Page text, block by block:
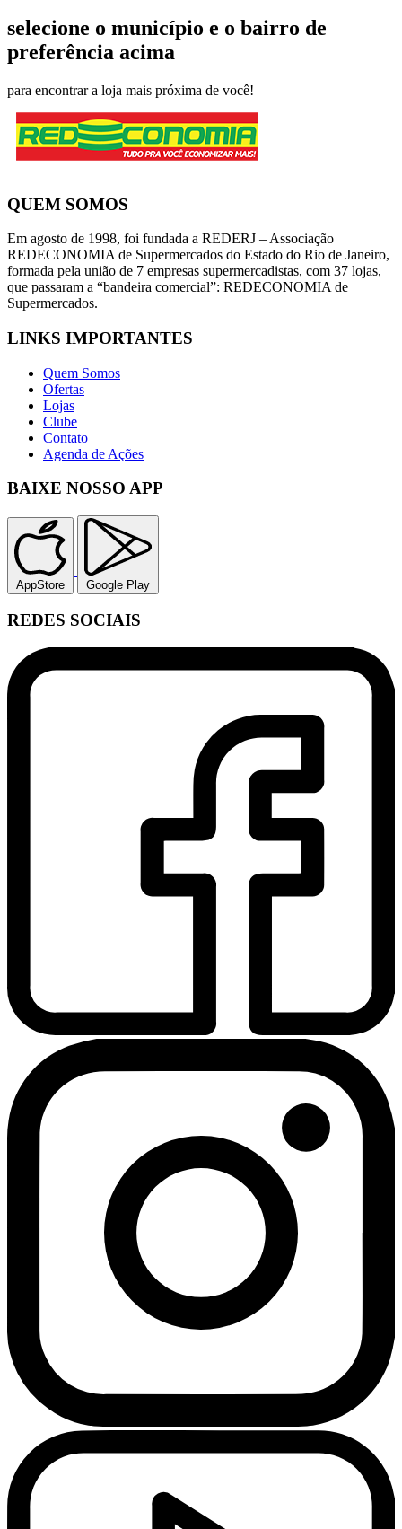
selecione o município e o bairro de
preferência acima
para encontrar a loja mais próxima de você!
QUEM SOMOS
Em agosto de 1998, foi fundada a REDERJ – Associação
REDECONOMIA de Supermercados do Estado do Rio de Janeiro,
formada pela união de 7 empresas supermercadistas, com 37 lojas,
que passaram a “bandeira comercial”: REDECONOMIA de
Supermercados.
LINKS IMPORTANTES
Quem Somos
Ofertas
Lojas
Clube
Contato
Agenda de Ações
BAIXE NOSSO APP
AppStore Google Play
REDES SOCIAIS